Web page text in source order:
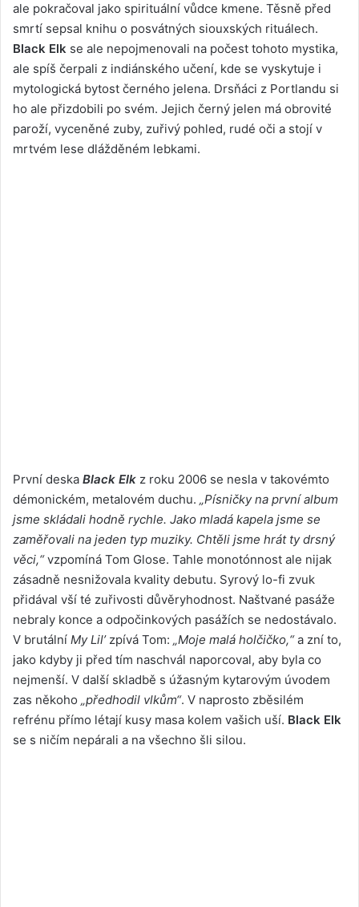
ale pokračoval jako spirituální vůdce kmene. Těsně před
smrtí sepsal knihu o posvátných siouxských rituálech.
Black Elk se ale nepojmenovali na počest tohoto mystika,
ale spíš čerpali z indiánského učení, kde se vyskytuje i
mytologická bytost černého jelena. Drsňáci z Portlandu si
ho ale přizdobili po svém. Jejich černý jelen má obrovité
paroží, vyceněné zuby, zuřivý pohled, rudé oči a stojí v
mrtvém lese dlážděném lebkami.
První deska Black Elk z roku 2006 se nesla v takovémto
démonickém, metalovém duchu. „Písničky na první album
jsme skládali hodně rychle. Jako mladá kapela jsme se
zaměřovali na jeden typ muziky. Chtěli jsme hrát ty drsný
věci,“vzpomíná Tom Glose. Tahle monotónnost ale nijak
zásadně nesnižovala kvality debutu. Syrový lo-fi zvuk
přidával vší té zuřivosti důvěryhodnost. Naštvané pasáže
nebraly konce a odpočinkových pasážích se nedostávalo.
V brutální My Lil’zpívá Tom: „Moje malá holčičko,“a zní to,
jako kdyby ji před tím naschvál naporcoval, aby byla co
nejmenší. V další skladbě s úžasným kytarovým úvodem
zas někoho „předhodil vlkům“. V naprosto zběsilém
refrénu přímo létají kusy masa kolem vašich uší. Black Elk
se s ničím nepárali a na všechno šli silou.